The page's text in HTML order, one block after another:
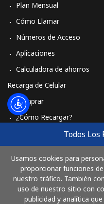
Todos Los
Usamos cookies para
proporcionar funciones
nuestro tráfico. También
uso de nuestro sitio con
publicidad y analítica
Plan Mensual
Cómo Llamar
Números de Acceso
Aplicaciones
Calculadora de ahorros
Recarga de Celular
Comprar
¿Cómo Recargar?
Comprar
Cómo funciona